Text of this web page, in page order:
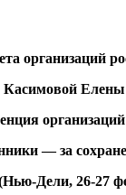
организаций
Касимовой
—за
Дели, 26-27